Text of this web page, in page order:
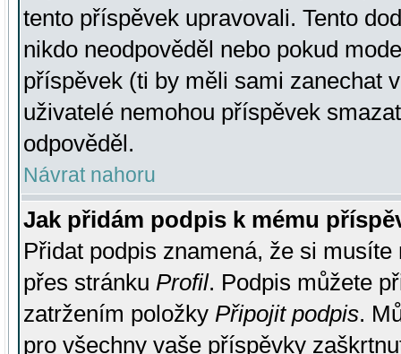
tento příspěvek upravovali. Tento
nikdo neodpověděl nebo pokud
příspěvek (ti by měli sami zanechat
uživatelé nemohou příspěvek
odpověděl.
Návrat nahoru
Jak přidám podpis k mému
Přidat podpis znamená, že si
přes stránku Profil. Podpis můžete
zatržením položky Připojit podpis.
pro všechny vaše příspěvky